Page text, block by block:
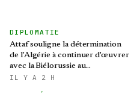
DIPLOMATIE
Attaf souligne la détermination
de l'Algérie à continuer d'œuvrer
avec la Biélorussie au
renforcement des relations
IL Y A 2 H